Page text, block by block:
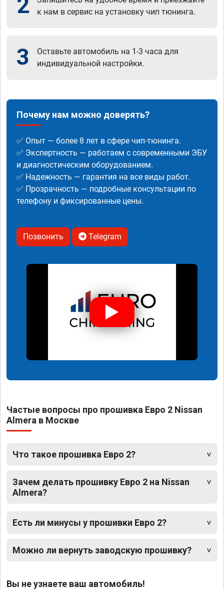
к нам в сервис на установку чип тюнинга.
3
Оставьте автомобиль на 1-3 часа для
индивидуальной настройки.
Почему нам можно доверять?
✅ Опыт — более 8 лет в сфере чип-тюнинга.
✅ Экспертность — работаем с современными ЭБУ
и диагностическим оборудованием.
✅ Надежность — гарантия на все виды работ.
✅ Прозрачность — подробные консультации по
телефону и фиксированные цены.
Позвонить Telegram
Частые вопросы про прошивка Евро 2 Nissan
Almera в Москве
Что такое прошивка Евро 2?
Зачем делать прошивку Евро 2 на Nissan
Almera?
Есть ли минусы у прошивки Евро 2?
Можно ли вернуть заводскую прошивку?
Вы не узнаете ваш автомобиль!